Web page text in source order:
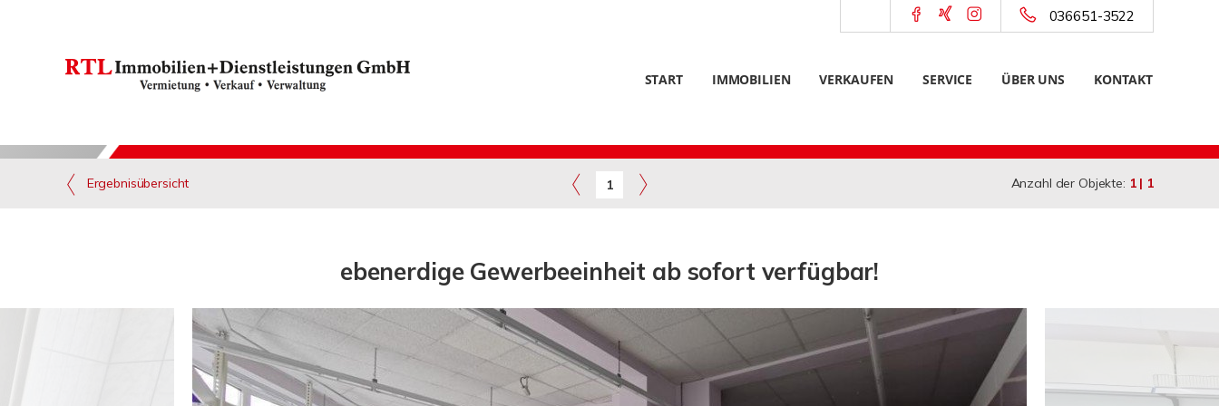
036651-3522
START IMMOBILIEN VERKAUFEN SERVICE ÜBER UNS KONTAKT
Ergebnisübersicht 1 Anzahl der Objekte: 1 | 1
ebenerdige Gewerbeeinheit ab sofort verfügbar!